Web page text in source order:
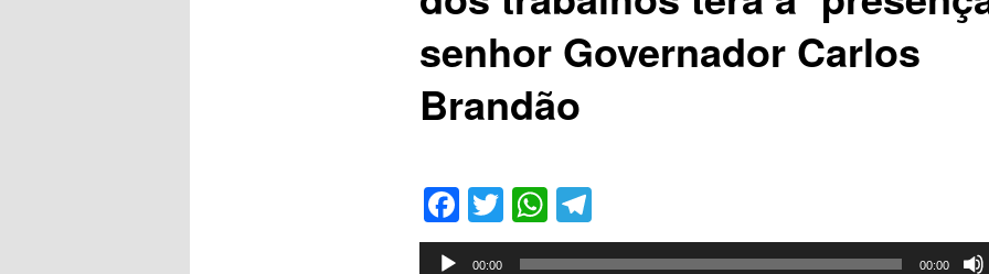
senhor Governador Carlos
Brandão
Facebook
TwitterWhatsApp
Telegram
Tocador 00:00 00:00